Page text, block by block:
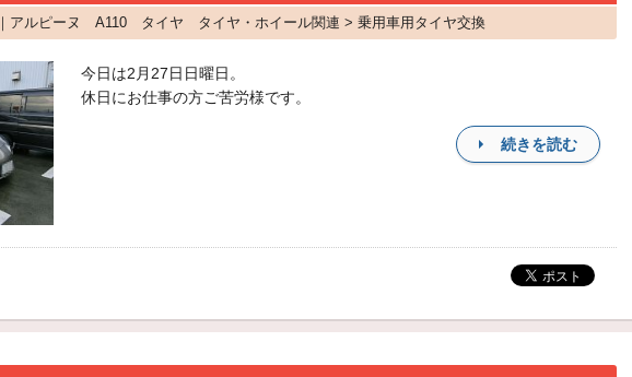
アルピーヌ A110 タイヤ タイヤ・ホイール関連 > 乗用車用タイヤ交換
今日は2月27日日曜日。
休日にお仕事の方ご苦労様です。
続きを読む